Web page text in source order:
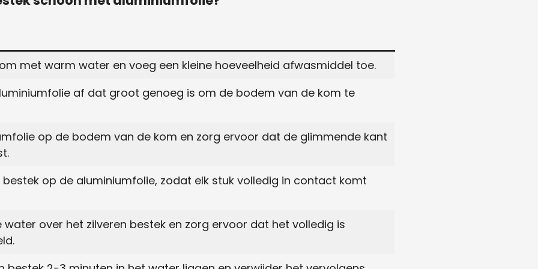
met warm water en voeg een kleine hoeveelheid afwasmiddel toe.
af dat groot genoeg is om de bodem van de kom te
op de bodem van de kom en zorg ervoor dat de glimmende kant
bestek op de aluminiumfolie, zodat elk stuk volledig in contact komt
over het zilveren bestek en zorg ervoor dat het volledig is